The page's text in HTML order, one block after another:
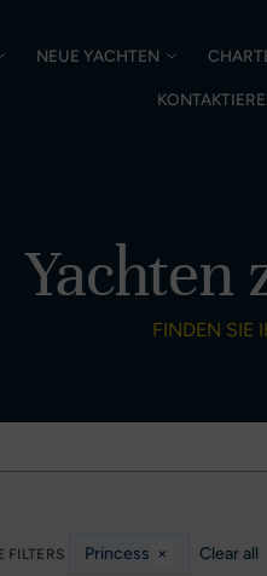
NEUE YACHTEN
Yachten
FINDEN SIE
FILTERS Princess × Clear all